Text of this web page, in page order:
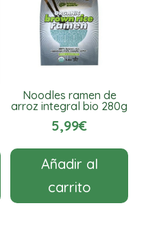
Noodles ramen de
arroz integral bio 280g
5,99€
Añadir al
carrito